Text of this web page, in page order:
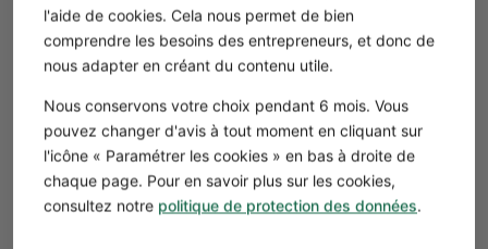
l'aide de cookies. Cela nous permet de bien
comprendre les besoins des entrepreneurs, et donc de
nous adapter en créant du contenu utile.
Nous conservons votre choix pendant 6 mois. Vous
pouvez changer d'avis à tout moment en cliquant sur
l'icône « Paramétrer les cookies » en bas à droite de
chaque page. Pour en savoir plus sur les cookies,
consultez notre politique de protection des données.
Le droit de participer aux décisions collectives
prenant part aux assemblées générales.
Le droit de vote .
💡Les associés bénéficient d’autres droits plus
spécifiques. En cas de désaccord avec le dirigeant, ils
peuvent par exemple solliciter une expertise de gestion
sur une opération précise.